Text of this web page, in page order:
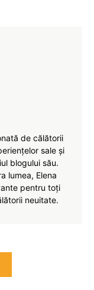
de călătorii
sale și
blogului său.
lumea, Elena
pentru toți
neuitate.